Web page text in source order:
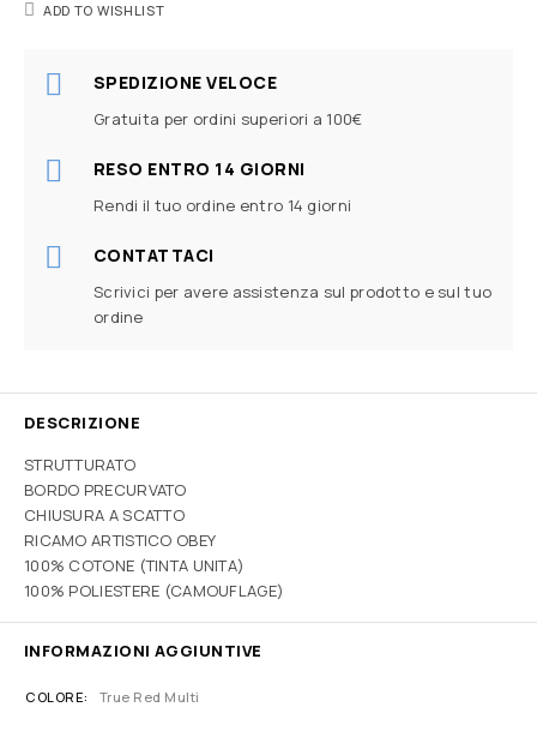
ADD TO WISHLIST
SPEDIZIONE VELOCE
Gratuita per ordini superiori a 100€
RESO ENTRO 14 GIORNI
Rendi il tuo ordine entro 14 giorni
CONTATTACI
Scrivici per avere assistenza sul prodotto e sul tuo
ordine
DESCRIZIONE
STRUTTURATO
BORDO PRECURVATO
CHIUSURA A SCATTO
RICAMO ARTISTICO OBEY
100% COTONE (TINTA UNITA)
100% POLIESTERE (CAMOUFLAGE)
INFORMAZIONI AGGIUNTIVE
COLORE True Red Multi